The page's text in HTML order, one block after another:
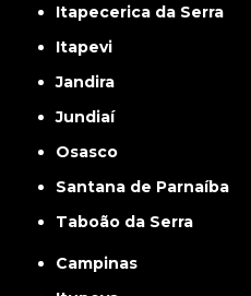
Itapecerica da Serra
Itapevi
Jandira
Jundiaí
Osasco
Santana de Parnaíba
Taboão da Serra
Campinas